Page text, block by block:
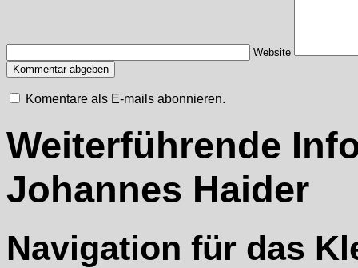
Website
Komentare als E-mails abonnieren.
Weiterführende
Johannes Haider
Navigation für das